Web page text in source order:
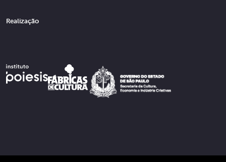
Realização